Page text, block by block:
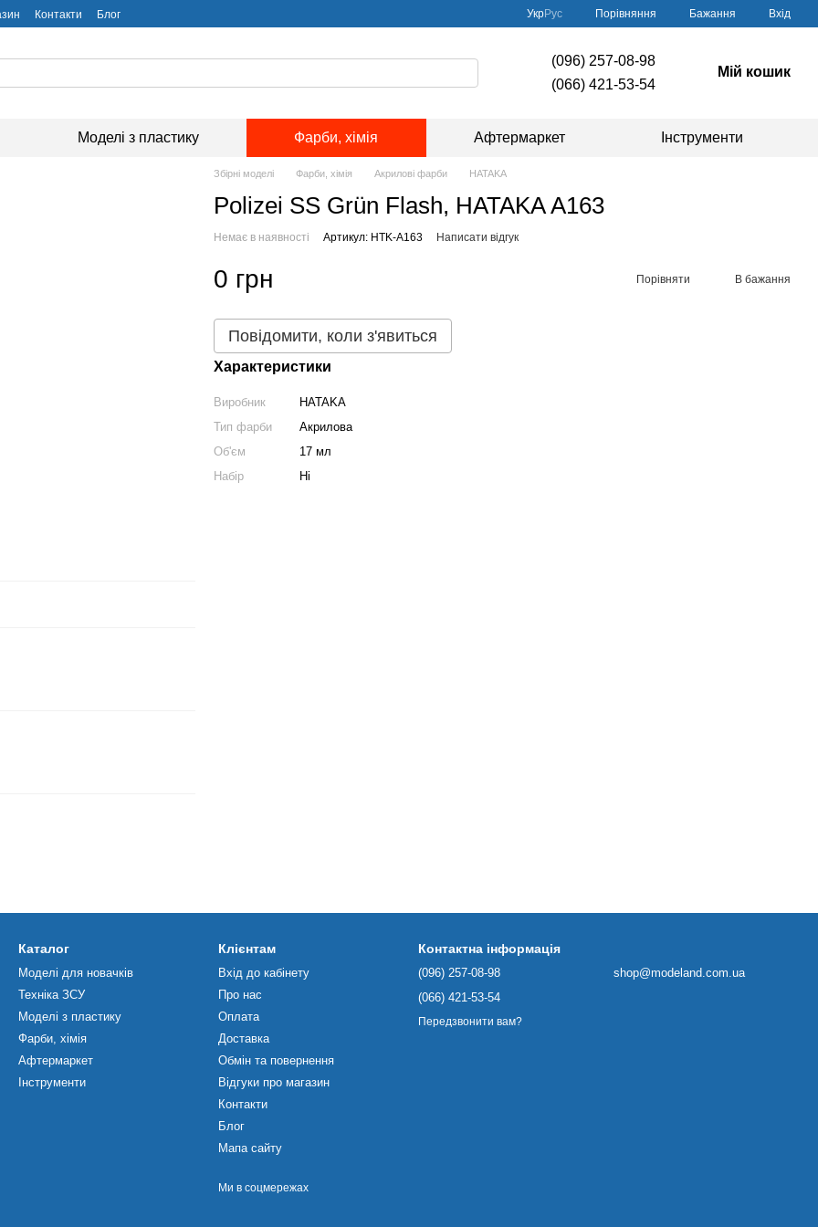
Контакти Блог УкрРус Порівняння Бажання Вхід
(096) 257-08-98
(066) 421-53-54
Мій кошик
Моделі з пластику Фарби, хімія Афтермаркет Інструменти
Збірні моделі Фарби, хімія Акрилові фарби HATAKA
Polizei SS Grün Flash, HATAKA A163
Немає в наявності Артикул: HTK-A163 Написати відгук
0 грн Порівняти В бажання
Повідомити, коли з'явиться
Характеристики
Виробник
HATAKA
Тип фарби
Акрилова
Об'єм
17 мл
Набір
Ні
Каталог
Моделі для новачків
Техніка ЗСУ
Моделі з пластику
Фарби, хімія
Афтермаркет
Інструменти
Клієнтам
Вхід до кабінету
Про нас
Оплата
Доставка
Обмін та повернення
Відгуки про магазин
Контакти
Блог
Мапа сайту
Ми в соцмережах
Контактна інформація
(096) 257-08-98
(066) 421-53-54
Передзвонити вам?
shop@modeland.com.ua